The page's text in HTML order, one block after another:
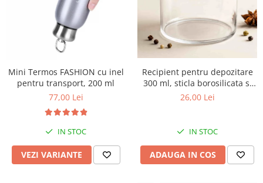
Mini Termos FASHION cu inel
pentru transport, 200 ml
77,00 Lei
IN STOC
VEZI VARIANTE
Recipient pentru depozitare
300 ml, sticla borosilicata si
capac din lemn
26,00 Lei
IN STOC
ADAUGA IN COS